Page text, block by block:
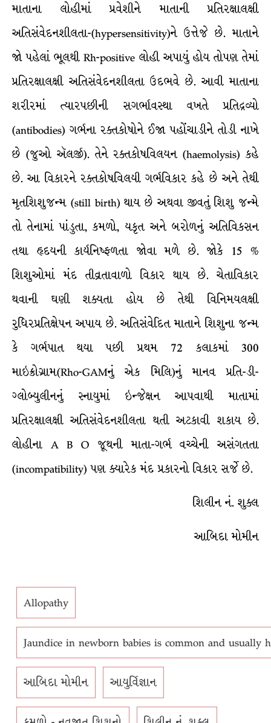
માતાના લોહીમાં પ્રવેશીને માતાની પ્રતિરક્ષાલક્ષી
અતિસંવેદનશીલતા-(hypersensitivity)ને ઉત્તેજે છે. માતાને
જો પહેલાં ભૂલથી Rh-positive લોહી અપાયું હોય તોપણ તેમાં
પ્રતિરક્ષાલક્ષી અતિસંવેદનશીલતા ઉદભવે છે. આવી માતાના
શરીરમાં ત્યારપછીની સગર્ભાવસ્થા વખતે પ્રતિદ્રવ્યો
(antibodies) ગર્ભના રક્તકોષોને ઈજા પહોંચાડીને તોડી નાખે
છે (જુઓ ઍલર્જી). તેને રક્તકોષવિલયન (haemolysis) કહે
છે. આ વિકારને રક્તકોષવિલયી ગર્ભવિકાર કહે છે અને તેથી
મૃતશિશુજન્મ (still birth) થાય છે અથવા જીવતું શિશુ જન્મે
તો તેનામાં પાંડુતા, કમળો, યકૃત અને બરોળનું અતિવિકસન
તથા હૃદયની કાર્યનિષ્ફળતા જોવા મળે છે. જોકે 15 %
શિશુઓમાં મંદ તીવ્રતાવાળો વિકાર થાય છે. ચેતાવિકાર
થવાની ઘણી શક્યતા હોય છે તેથી વિનિમયલક્ષી
રુધિરપ્રતિક્ષેપન અપાય છે. અતિસંવેદિત માતાને શિશુના જન્મ
કે ગર્ભપાત થયા પછી પ્રથમ 72 કલાકમાં 300
માઇક્રોગ્રામ(Rho-GAMનું એક મિલિ)નું માનવ પ્રતિ-ડી-
ગ્લોબ્યુલીનનું સ્નાયુમાં ઇન્જેક્ષન આપવાથી માતામાં
પ્રતિરક્ષાલક્ષી અતિસંવેદનશીલતા થતી અટકાવી શકાય છે.
લોહીના A B O જૂથની માતા-ગર્ભ વચ્ચેની અસંગતતા
(incompatibility) પણ ક્યારેક મંદ પ્રકારનો વિકાર સર્જે છે.
શિલીન નં. શુક્લ
આબિદા મોમીન
Allopathy
Jaundice in newborn babies is common and usually
આબિદા મોમીન આયુર્વિજ્ઞાન